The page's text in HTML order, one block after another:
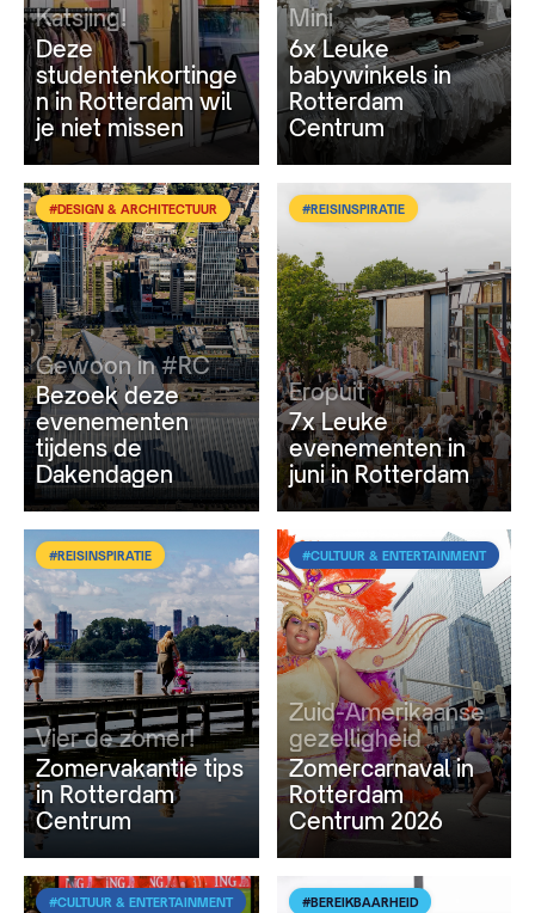
Katsjing!
Deze
studentenkortinge
n in Rotterdam wil
je niet missen
Mini
6x Leuke
babywinkels in
Rotterdam
Centrum
#DESIGN & ARCHITECTUUR
Gewoon in #RC
Bezoek deze
evenementen
tijdens de
Dakendagen
#REISINSPIRATIE
Eropuit
7x Leuke
evenementen in
juni in Rotterdam
#REISINSPIRATIE
Vier de zomer!
Zomervakantie tips
in Rotterdam
Centrum
#CULTUUR & ENTERTAINMENT
Zuid-Amerikaanse
gezelligheid
Zomercarnaval in
Rotterdam
Centrum 2026
#CULTUUR & ENTERTAINMENT #BEREIKBAARHEID